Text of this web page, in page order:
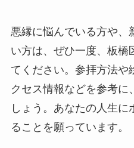
悪縁に悩んでいる方や、
い方は、ぜひ一度、板橋
てください。参拝方法や
クセス情報などを参考に
しょう。あなたの人生
ることを願っています。